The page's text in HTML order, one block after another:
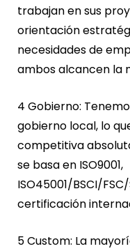
trabajan en sus
orientación
necesidades de
ambos alcancen la
4 Gobierno:
gobierno local, lo
competitiva
se basa en ISO9001,
ISO45001/BSCI/
certificación
5 Custom: La